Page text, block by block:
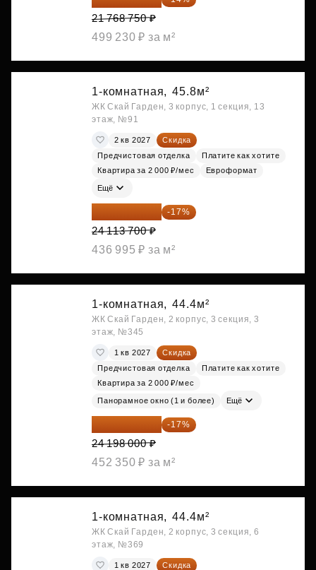
21 768 750 ₽
499 230 ₽ за м²
1-комнатная, 45.8м²
ЖК Скай Гарден, 3 корпус, 1 секция, 13
этаж, №91
2 кв 2027
Скидка
Предчистовая отделка
Платите как хотите
Квартира за 2 000 ₽/мес
Евроформат
Ещё
20 014 371 ₽ -17%
24 113 700 ₽
436 995 ₽ за м²
1-комнатная, 44.4м²
ЖК Скай Гарден, 2 корпус, 3 секция, 3
этаж, №345
1 кв 2027
Скидка
Предчистовая отделка
Платите как хотите
Квартира за 2 000 ₽/мес
Панорамное окно (1 и более) Ещё
20 084 340 ₽ -17%
24 198 000 ₽
452 350 ₽ за м²
1-комнатная, 44.4м²
ЖК Скай Гарден, 2 корпус, 3 секция, 6
этаж, №369
1 кв 2027
Скидка